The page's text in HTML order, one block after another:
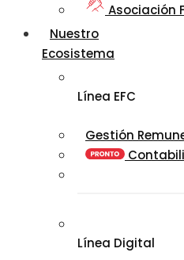
Asociación
Nuestro
Ecosistema
Línea EFC
Gestión
Línea Digital